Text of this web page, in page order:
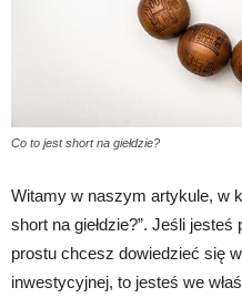
Co to jest short na giełdzie?
Witamy w naszym artykule, w
short na giełdzie?”. Jeśli
prostu chcesz dowiedzieć się
inwestycyjnej, to jesteś we